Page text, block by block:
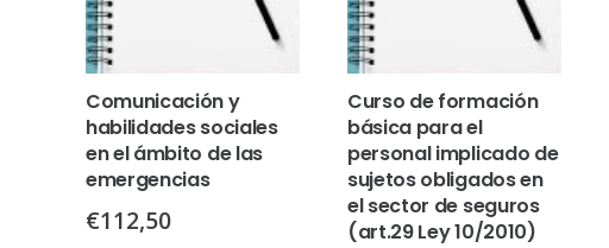
Comunicación y
habilidades sociales
en el ámbito de las
emergencias
€112,50
Curso de formación
básica para el
personal implicado de
sujetos obligados en
el sector de seguros
(art.29 Ley 10/2010)